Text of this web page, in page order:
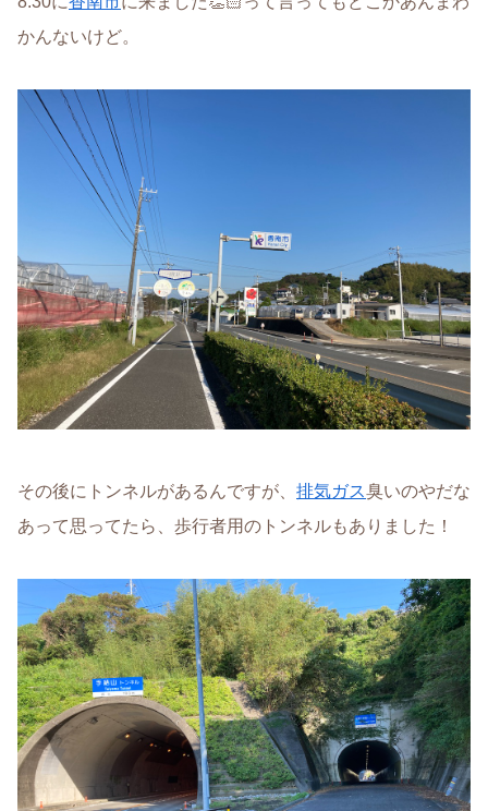
かんないけど。
その後にトンネルがあるんですが、 排気ガス臭いのやだな
あって思ってたら、歩行者用のトンネルもありました！